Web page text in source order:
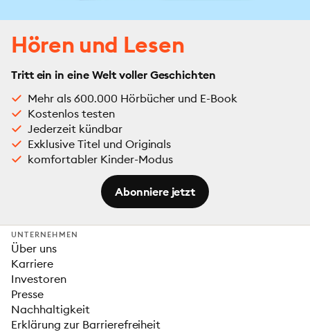
Hören und Lesen
Tritt ein in eine Welt voller Geschichten
Mehr als 600.000 Hörbücher und E-Book
Kostenlos testen
Jederzeit kündbar
Exklusive Titel und Originals
komfortabler Kinder-Modus
Abonniere jetzt
UNTERNEHMEN
Über uns
Karriere
Investoren
Presse
Nachhaltigkeit
Erklärung zur Barrierefreiheit